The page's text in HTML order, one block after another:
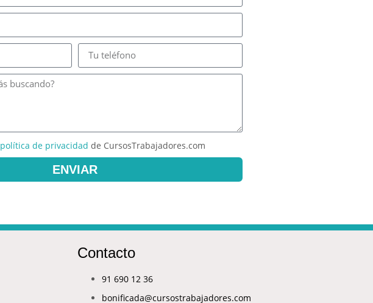
política de privacidad de CursosTrabajadores.com
ENVIAR
Contacto
91 690 12 36
bonificada@cursostrabajadores.com